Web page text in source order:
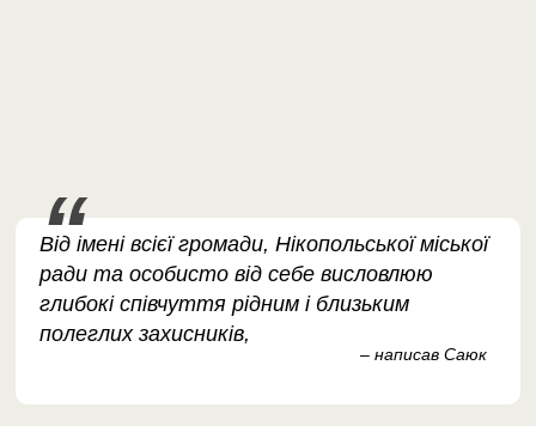
Від імені всієї громади, Нікопольської міської
ради та особисто від себе висловлюю
глибокі співчуття рідним і близьким
полеглих захисників,
– написав Саюк